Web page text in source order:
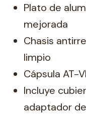
Plato de
mejorada
Chasis
limpio
Cápsula AT-
Incluye
adaptador